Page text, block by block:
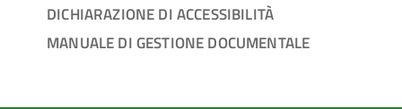
DICHIARAZIONE DI ACCESSIBILITÀ
MANUALE DI GESTIONE DOCUMENTALE